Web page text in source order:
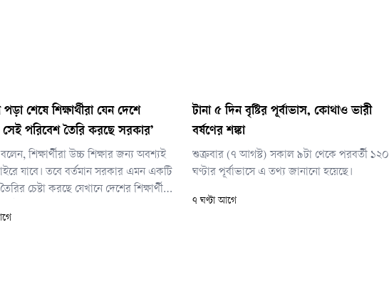
পড়া শেষে শিক্ষার্থীরা যেন দেশে
পরিবেশ তৈরি করছে সরকার’
বলেন, শিক্ষার্থীরা উচ্চ শিক্ষার জন্য অবশ্যই
যাবে। তবে বর্তমান সরকার এমন একটি
চেষ্টা করছে যেখানে দেশের শিক্ষার্থীরা
টানা ৫ দিন বৃষ্টির পূর্বাভাস, কোথাও ভারী
বর্ষণের শঙ্কা
শুক্রবার (৭ আগস্ট) সকাল ৯টা থেকে পরবর্তী ১২০
ঘণ্টার পূর্বাভাসে এ তথ্য জানানো হয়েছে।
৭ ঘণ্টা আগে